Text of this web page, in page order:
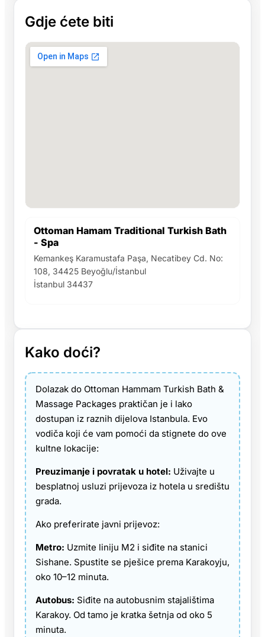
Gdje ćete biti
Ottoman Hamam Traditional Turkish Bath
- Spa
Kemankeş Karamustafa Paşa, Necatibey Cd. No:
108, 34425 Beyoğlu/İstanbul
İstanbul 34437
Kako doći?
Dolazak do Ottoman Hammam Turkish Bath &
Massage Packages praktičan je i lako
dostupan iz raznih dijelova Istanbula. Evo
vodiča koji će vam pomoći da stignete do ove
kultne lokacije:
Preuzimanje i povratak u hotel: Uživajte u
besplatnoj usluzi prijevoza iz hotela u središtu
grada.
Ako preferirate javni prijevoz:
Metro: Uzmite liniju M2 i siđite na stanici
Sishane. Spustite se pješice prema Karakoyju,
oko 10–12 minuta.
Autobus: Siđite na autobusnim stajalištima
Karakoy. Od tamo je kratka šetnja od oko 5
minuta.